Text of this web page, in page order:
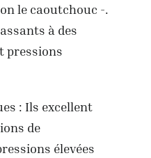
le caoutchouc -.
à des
pressions
: Ils excellent
de
élevées